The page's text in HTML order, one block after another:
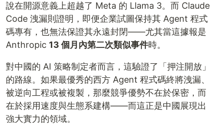
說在開源意義上超越了 Meta 的 Llama 3。而 Claude
Code 洩漏則證明，即便企業試圖保持其 Agent 程式
碼專有，也無法保證其永遠封閉——尤其當這據報是
Anthropic 13 個月內第二次類似事件時。
對中國的 AI 策略制定者而言，這驗證了「押注開放」
的路線。如果最優秀的西方 Agent 程式碼終將洩漏、
被逆向工程或被複製，那麼競爭優勢不在於保密，而
在於採用速度與生態系建構——而這正是中國展現出
強大實力的領域。